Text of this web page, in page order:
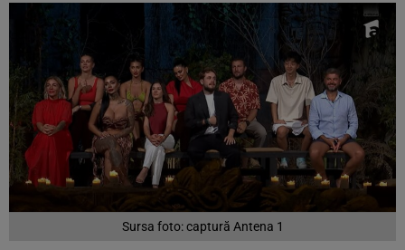
Sursa foto: captură Antena 1